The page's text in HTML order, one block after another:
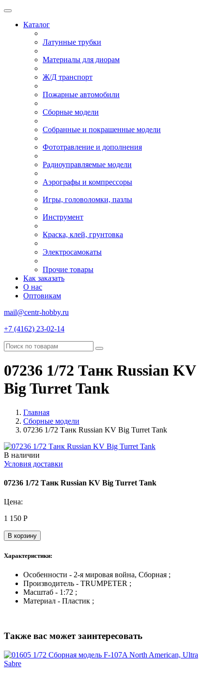
Каталог
Латунные трубки
Материалы для диорам
Ж/Д транспорт
Пожарные автомобили
Сборные модели
Собранные и покрашенные модели
Фототравление и дополнения
Радиоуправляемые модели
Аэрографы и компрессоры
Игры, головоломки, пазлы
Инструмент
Краска, клей, грунтовка
Электросамокаты
Прочие товары
Как заказать
О нас
Оптовикам
mail@centr-hobby.ru
+7 (4162) 23-02-14
07236 1/72 Танк Russian KV
Big Turret Tank
Главная
Сборные модели
07236 1/72 Танк Russian KV Big Turret Tank
В наличии
Условия доставки
07236 1/72 Танк Russian KV Big Turret Tank
Цена:
1 150 Р
В корзину
Характеристики:
Особенности - 2-я мировая война, Сборная ;
Производитель - TRUMPETER ;
Масштаб - 1:72 ;
Материал - Пластик ;
Также вас может заинтересовать